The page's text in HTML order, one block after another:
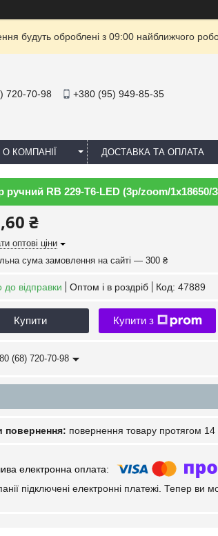
будуть оброблені з 09:00 найближчого
720-70-98 +380 (95) 949-85-35
О КОМПАНІЇ ДОСТАВКА ТА ОПЛАТА
ручний RB 229-T6-LED (3р/zoom/
₴
оптові ціни
сума замовлення на сайті — 300 ₴
до відправки Оптом і в роздріб Код: 47889
Купити Купити з
(68) 720-70-98
повернення товару протягом 14
підключені електронні платежі. Тепер ви